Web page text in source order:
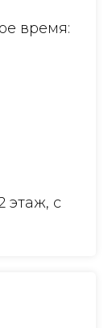
время:
этаж, с